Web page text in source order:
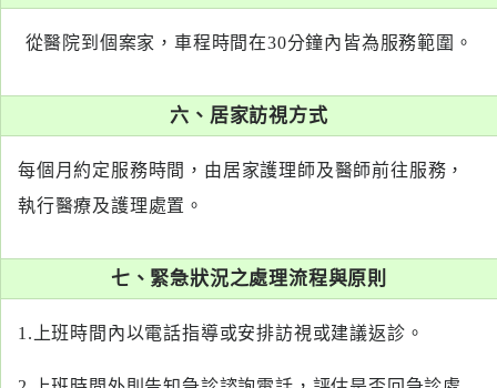
從醫院到個案家，車程時間在30分鐘內皆為服務範圍。
六、居家訪視方式
每個月約定服務時間，由居家護理師及醫師前往服務，
執行醫療及護理處置。
七、緊急狀況之處理流程與原則
1.上班時間內以電話指導或安排訪視或建議返診。